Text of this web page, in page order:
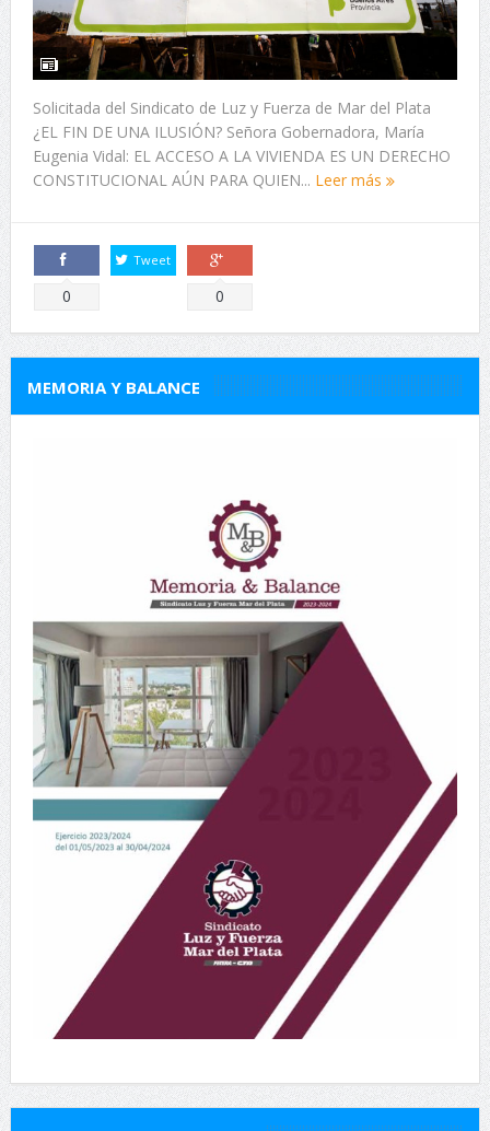
Solicitada del Sindicato de Luz y Fuerza de Mar del Plata
¿EL FIN DE UNA ILUSIÓN? Señora Gobernadora, María
Eugenia Vidal: EL ACCESO A LA VIVIENDA ES UN DERECHO
CONSTITUCIONAL AÚN PARA QUIEN... Leer más
Comparte
0
Tweet
Comparte
0
MEMORIA Y BALANCE